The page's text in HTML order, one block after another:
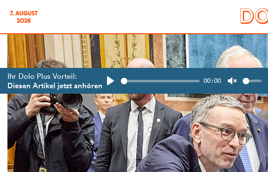
7. AUGUST
2026
Ihr Dolo Plus Vorteil:
Diesen Artikel jetzt anhören 00:00